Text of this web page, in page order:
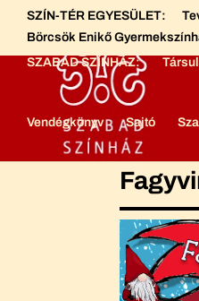
SZÍN-TÉR EGYESÜLET:
Börcsök Enikő
SZABAD SZÍNHÁZ:
Vendégkönyv Sajtó